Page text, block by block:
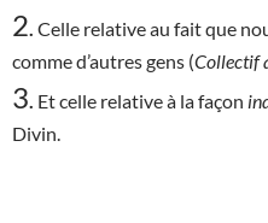
2 Celle relative au fait que
comme d’autres gens (Collectif
3 Et celle relative à la façon
Divin.